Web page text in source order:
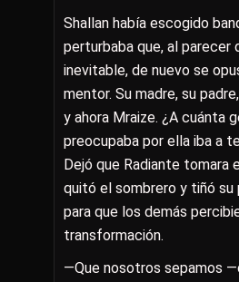
Shallan había escogido
perturbaba que, al parecer
inevitable, de nuevo se
mentor. Su madre, su
y ahora Mraize. ¿A cuánta
preocupaba por ella iba a
Dejó que Radiante tomara
quitó el sombrero y tiñó su
para que los demás
transformación.
—Que nosotros sepamos